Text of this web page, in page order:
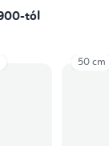
tól
50 cm